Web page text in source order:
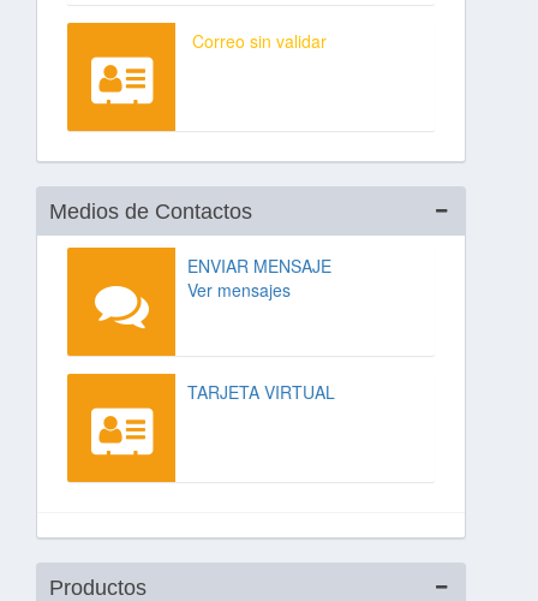
Correo sin validar
Medios de Contactos
ENVIAR MENSAJE
Ver mensajes
TARJETA VIRTUAL
Productos